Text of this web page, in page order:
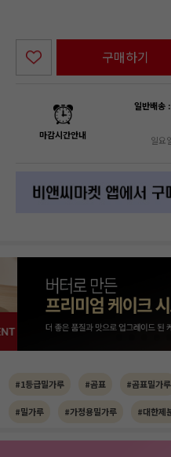
구매하기
마감시간안내
일반배송
일요
#1등급밀가루 #곰표 #곰표밀가루
#밀가루 #가정용밀가루 #대한제